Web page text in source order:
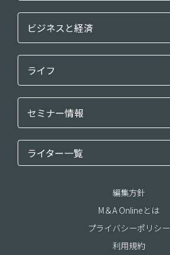
ビジネスと経済
ライフ
セミナー情報
ライター一覧
編集方針
M＆A Onlineとは
プライバシーポリシー
利用規約